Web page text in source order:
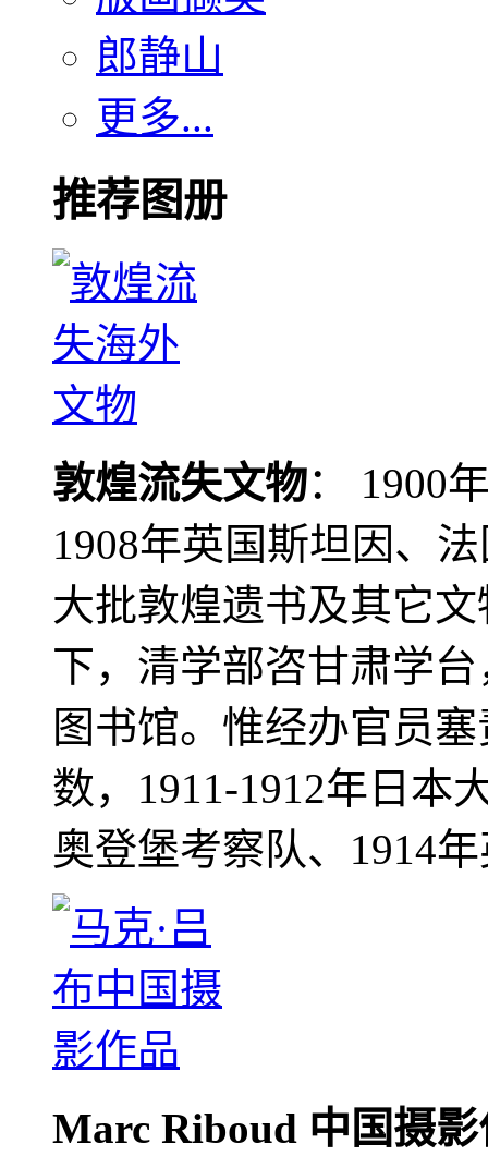
郎静山
更多...
推荐图册
敦煌流失文物： 1900
1908年英国斯坦因、
大批敦煌遗书及其它
下，清学部咨甘肃学
图书馆。惟经办官员
数，1911-1912年日本
奥登堡考察队、1914
Marc Riboud 中国摄